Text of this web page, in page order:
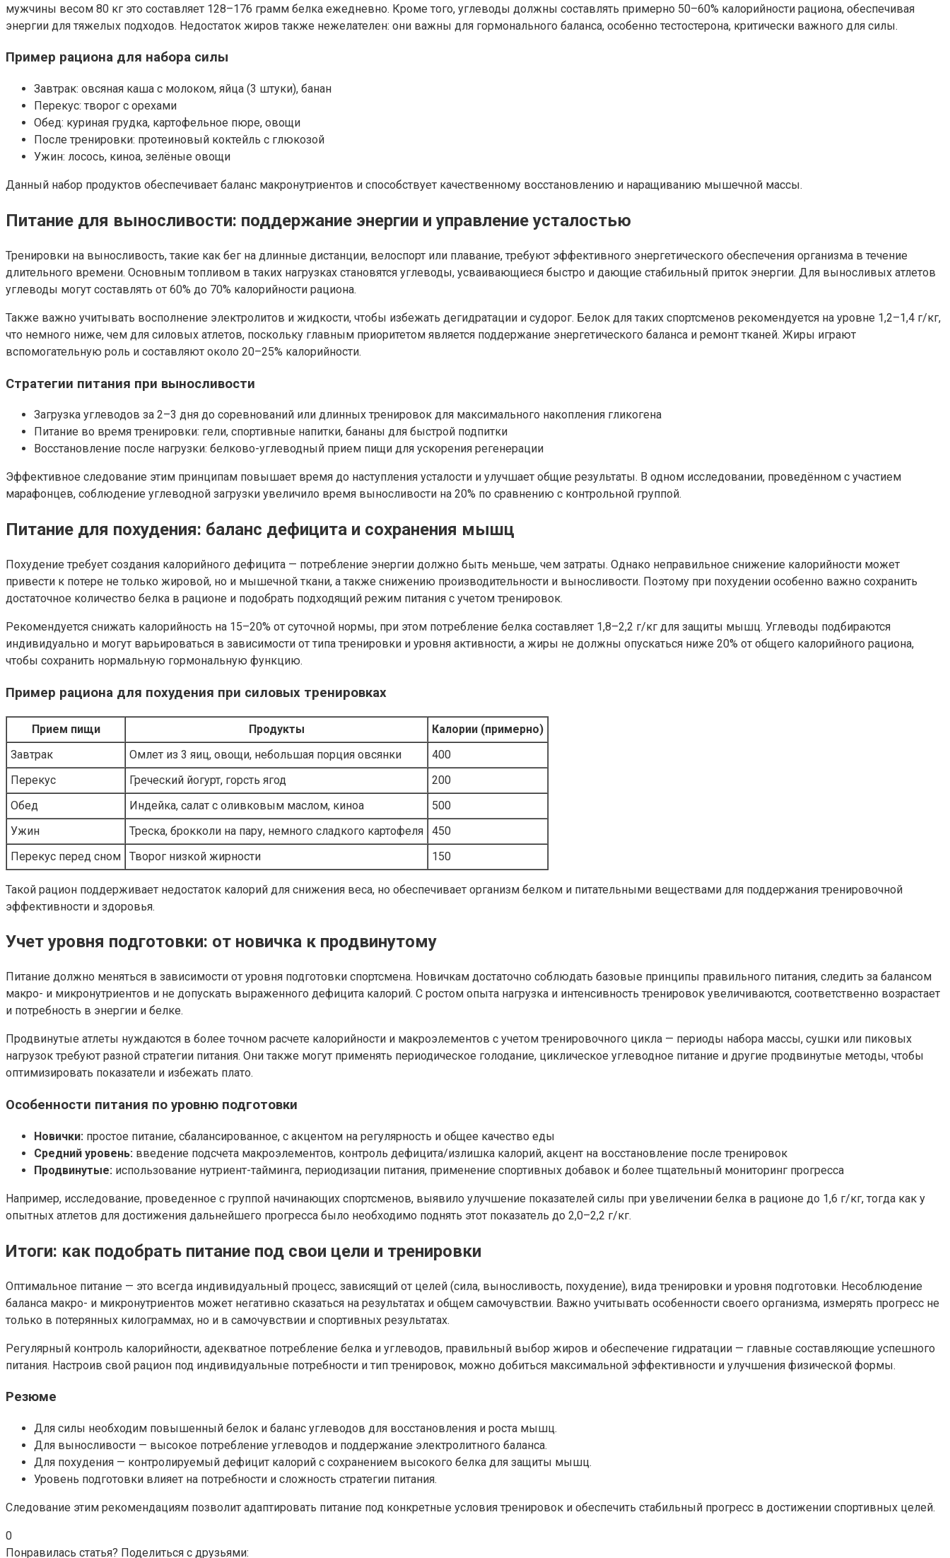
мужчины весом 80 кг это составляет 128–176 грамм белка ежедневно. Кроме того, углеводы должны составлять примерно 50–60% калорийности рациона, обеспечивая
энергии для тяжелых подходов. Недостаток жиров также нежелателен: они важны для гормонального баланса, особенно тестостерона, критически важного для силы.
Пример рациона для набора силы
Завтрак: овсяная каша с молоком, яйца (3 штуки), банан
Перекус: творог с орехами
Обед: куриная грудка, картофельное пюре, овощи
После тренировки: протеиновый коктейль с глюкозой
Ужин: лосось, киноа, зелёные овощи
Данный набор продуктов обеспечивает баланс макронутриентов и способствует качественному восстановлению и наращиванию мышечной массы.
Питание для выносливости: поддержание энергии и управление усталостью
Тренировки на выносливость, такие как бег на длинные дистанции, велоспорт или плавание, требуют эффективного энергетического обеспечения организма в течение
длительного времени. Основным топливом в таких нагрузках становятся углеводы, усваивающиеся быстро и дающие стабильный приток энергии. Для выносливых атлетов
углеводы могут составлять от 60% до 70% калорийности рациона.
Также важно учитывать восполнение электролитов и жидкости, чтобы избежать дегидратации и судорог. Белок для таких спортсменов рекомендуется на уровне 1,2–1,4 г/кг,
что немного ниже, чем для силовых атлетов, поскольку главным приоритетом является поддержание энергетического баланса и ремонт тканей. Жиры играют
вспомогательную роль и составляют около 20–25% калорийности.
Стратегии питания при выносливости
Загрузка углеводов за 2–3 дня до соревнований или длинных тренировок для максимального накопления гликогена
Питание во время тренировки: гели, спортивные напитки, бананы для быстрой подпитки
Восстановление после нагрузки: белково-углеводный прием пищи для ускорения регенерации
Эффективное следование этим принципам повышает время до наступления усталости и улучшает общие результаты. В одном исследовании, проведённом с участием
марафонцев, соблюдение углеводной загрузки увеличило время выносливости на 20% по сравнению с контрольной группой.
Питание для похудения: баланс дефицита и сохранения мышц
Похудение требует создания калорийного дефицита — потребление энергии должно быть меньше, чем затраты. Однако неправильное снижение калорийности может
привести к потере не только жировой, но и мышечной ткани, а также снижению производительности и выносливости. Поэтому при похудении особенно важно сохранить
достаточное количество белка в рационе и подобрать подходящий режим питания с учетом тренировок.
Рекомендуется снижать калорийность на 15–20% от суточной нормы, при этом потребление белка составляет 1,8–2,2 г/кг для защиты мышц. Углеводы подбираются
индивидуально и могут варьироваться в зависимости от типа тренировки и уровня активности, а жиры не должны опускаться ниже 20% от общего калорийного рациона,
чтобы сохранить нормальную гормональную функцию.
Пример рациона для похудения при силовых тренировках
Прием пищи Продукты
Калории (примерно)
Завтрак
Омлет из 3 яиц, овощи, небольшая порция овсянки
400
Перекус
Греческий йогурт, горсть ягод
200
Обед
Индейка, салат с оливковым маслом, киноа
500
Ужин
Треска, брокколи на пару, немного сладкого картофеля
450
Перекус перед сном
Творог низкой жирности 150
Такой рацион поддерживает недостаток калорий для снижения веса, но обеспечивает организм белком и питательными веществами для поддержания тренировочной
эффективности и здоровья.
Учет уровня подготовки: от новичка к продвинутому
Питание должно меняться в зависимости от уровня подготовки спортсмена. Новичкам достаточно соблюдать базовые принципы правильного питания, следить за балансом
макро- и микронутриентов и не допускать выраженного дефицита калорий. С ростом опыта нагрузка и интенсивность тренировок увеличиваются, соответственно возрастает
и потребность в энергии и белке.
Продвинутые атлеты нуждаются в более точном расчете калорийности и макроэлементов с учетом тренировочного цикла — периоды набора массы, сушки или пиковых
нагрузок требуют разной стратегии питания. Они также могут применять периодическое голодание, циклическое углеводное питание и другие продвинутые методы, чтобы
оптимизировать показатели и избежать плато.
Особенности питания по уровню подготовки
Новички: простое питание, сбалансированное, с акцентом на регулярность и общее качество еды
Средний уровень: введение подсчета макроэлементов, контроль дефицита/излишка калорий, акцент на восстановление после тренировок
Продвинутые: использование нутриент-тайминга, периодизации питания, применение спортивных добавок и более тщательный мониторинг прогресса
Например, исследование, проведенное с группой начинающих спортсменов, выявило улучшение показателей силы при увеличении белка в рационе до 1,6 г/кг, тогда как у
опытных атлетов для достижения дальнейшего прогресса было необходимо поднять этот показатель до 2,0–2,2 г/кг.
Итоги: как подобрать питание под свои цели и тренировки
Оптимальное питание — это всегда индивидуальный процесс, зависящий от целей (сила, выносливость, похудение), вида тренировки и уровня подготовки. Несоблюдение
баланса макро- и микронутриентов может негативно сказаться на результатах и общем самочувствии. Важно учитывать особенности своего организма, измерять прогресс не
только в потерянных килограммах, но и в самочувствии и спортивных результатах.
Регулярный контроль калорийности, адекватное потребление белка и углеводов, правильный выбор жиров и обеспечение гидратации — главные составляющие успешного
питания. Настроив свой рацион под индивидуальные потребности и тип тренировок, можно добиться максимальной эффективности и улучшения физической формы.
Резюме
Для силы необходим повышенный белок и баланс углеводов для восстановления и роста мышц.
Для выносливости — высокое потребление углеводов и поддержание электролитного баланса.
Для похудения — контролируемый дефицит калорий с сохранением высокого белка для защиты мышц.
Уровень подготовки влияет на потребности и сложность стратегии питания.
Следование этим рекомендациям позволит адаптировать питание под конкретные условия тренировок и обеспечить стабильный прогресс в достижении спортивных целей.
0
Понравилась статья? Поделиться с друзьями: